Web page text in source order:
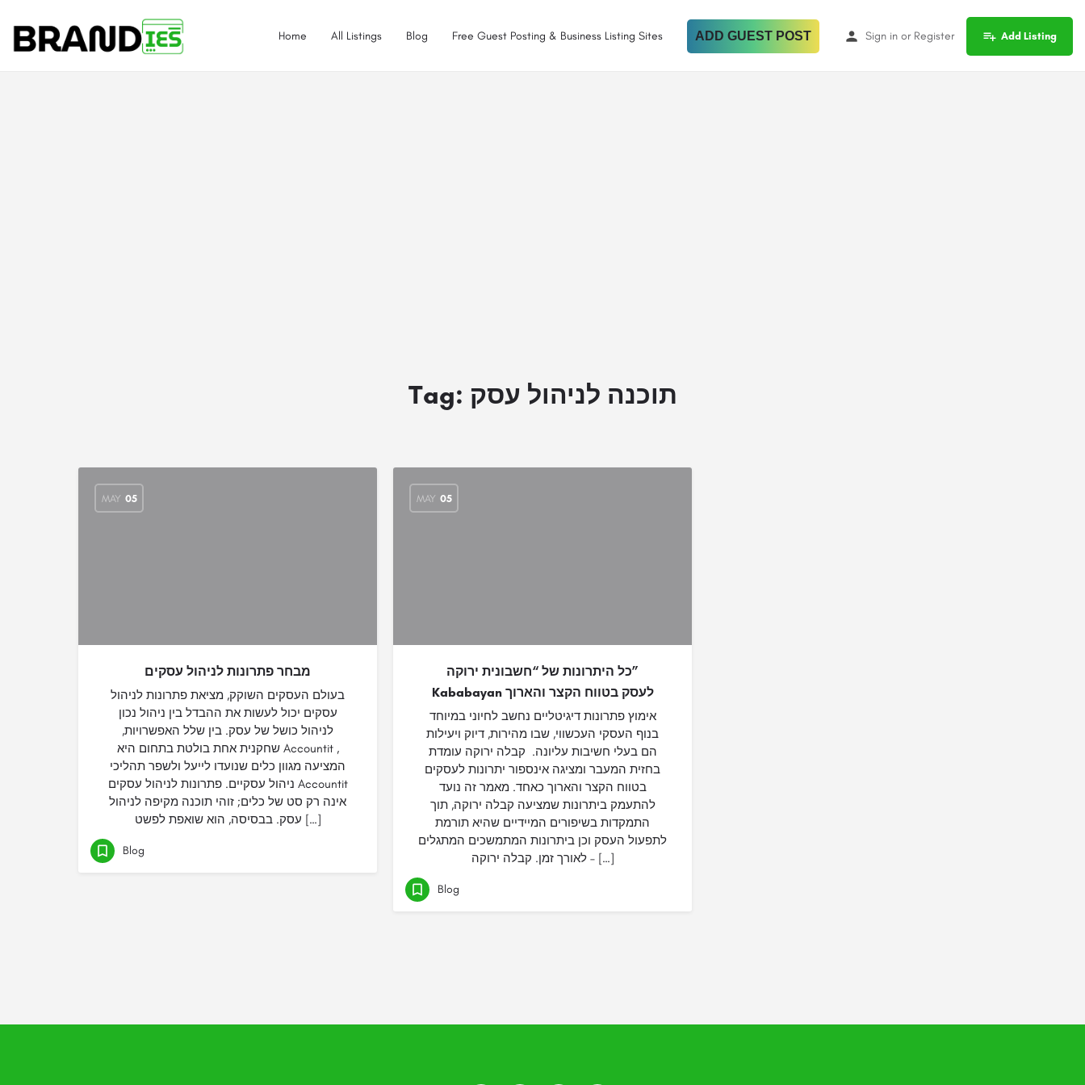
Home All Listings Blog Free Guest Posting & Business Listing Sites ADD GUEST POST Sign in or Register Add Listing
Tag: תוכנה לניהול עסק
MAY 05
מבחר פתרונות לניהול עסקים
בעולם העסקים השוקק, מציאת פתרונות לניהול
עסקים יכול לעשות את ההבדל בין ניהול נכון
לניהול כושל של עסק. בין שלל האפשרויות,
שחקנית אחת בולטת בתחום היא Accountit ,
המציעה מגוון כלים שנועדו לייעל ולשפר תהליכי
ניהול עסקיים. פתרונות לניהול עסקים Accountit
אינה רק סט של כלים; זוהי תוכנה מקיפה לניהול
עסק. בבסיסה, הוא שואפת לפשט […]
Blog
MAY 05
כל היתרונות של “חשבונית ירוקה”
Kababayan לעסק בטווח הקצר והארוך
אימוץ פתרונות דיגיטליים נחשב לחיוני במיוחד
בנוף העסקי העכשווי, שבו מהירות, דיוק ויעילות
הם בעלי חשיבות עליונה. קבלה ירוקה עומדת
בחזית המעבר ומציגה אינספור יתרונות לעסקים
בטווח הקצר והארוך כאחד. מאמר זה נועד
להתעמק ביתרונות שמציעה קבלה ירוקה, תוך
התמקדות בשיפורים המיידיים שהיא תורמת
לתפעול העסק וכן ביתרונות המתמשכים המתגלים
לאורך זמן. קבלה ירוקה – […]
Blog